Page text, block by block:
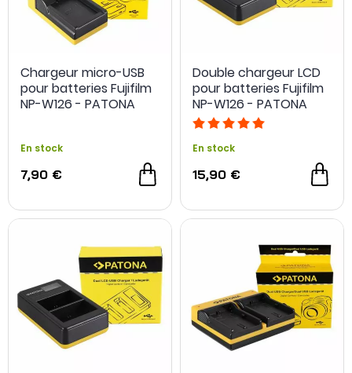
Chargeur micro-USB
pour batteries Fujifilm
NP-W126 - PATONA
En stock
7,90 €
Double chargeur LCD
pour batteries Fujifilm
NP-W126 - PATONA
En stock
15,90 €